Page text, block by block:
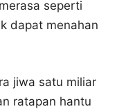
seperti
dapat menahan
jiwa satu miliar
ratapan hantu